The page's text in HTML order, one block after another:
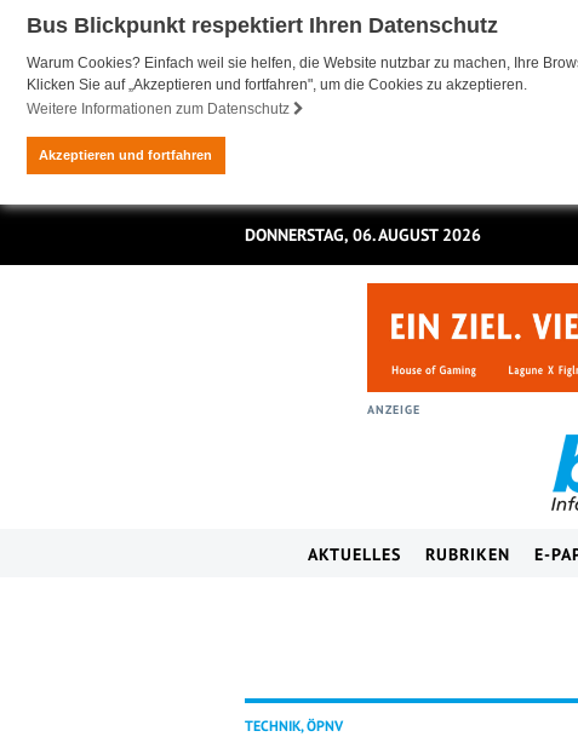
Bus Blickpunkt respektiert Ihren Datenschutz
Warum Cookies? Einfach weil sie helfen, die Website nutzbar zu machen, Ihre
Klicken Sie auf „Akzeptieren und fortfahren", um die Cookies zu akzeptieren.
Weitere Informationen zum Datenschutz
Akzeptieren und fortfahren
DONNERSTAG, 06. AUGUST 2026
ANZEIGE
AKTUELLES RUBRIKEN E-
TECHNIK, ÖPNV